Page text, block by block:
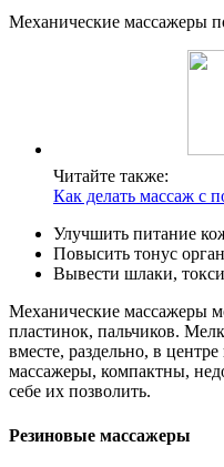
Механические массажеры
Читайте также:
Как делать массаж с
Улучшить питание
Повысить тонус
Вывести шлаки,
Механические массажеры
пластинок, пальчиков.
вместе, раздельно, в
массажеры, компактны,
себе их позволить.
Резиновые массажеры